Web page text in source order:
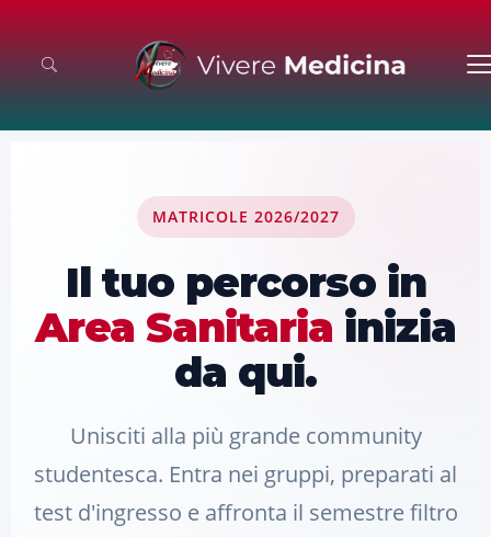
MATRICOLE 2026/2027
Il tuo percorso in
Area Sanitaria inizia
da qui.
Unisciti alla più grande community
studentesca. Entra nei gruppi, preparati al
test d'ingresso e affronta il semestre filtro